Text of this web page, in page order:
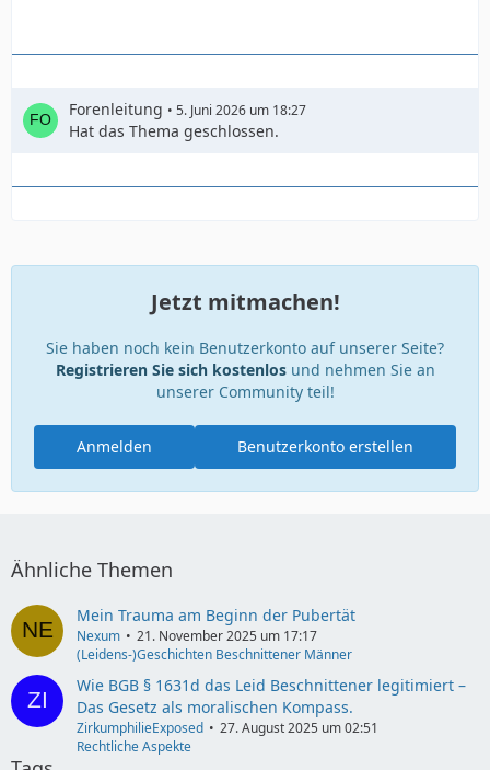
Forenleitung 5. Juni 2026 um 18:27
Hat das Thema geschlossen.
Jetzt mitmachen!
Sie haben noch kein Benutzerkonto auf unserer Seite?
Registrieren Sie sich kostenlosund nehmen Sie an
unserer Community teil!
Benutzerkonto erstellen
Anmelden
Ähnliche Themen
Mein Trauma am Beginn der Pubertät
Nexum
21. November 2025 um 17:17
(Leidens-)Geschichten Beschnittener Männer
Wie BGB § 1631d das Leid Beschnittener legitimiert –
Das Gesetz als moralischen Kompass.
ZirkumphilieExposed
27. August 2025 um 02:51
Rechtliche Aspekte